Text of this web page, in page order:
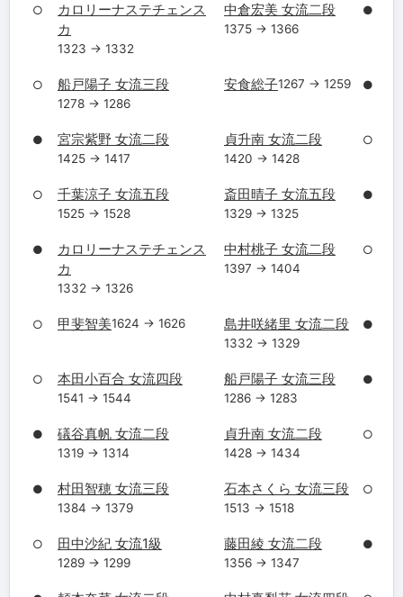
○
カロリーナステチェンス
カ
1323 → 1332
中倉宏美 女流二段
1375 → 1366
●
○ 船戸陽子 女流三段
1278 → 1286
安食総子1267 → 1259 ●
● 宮宗紫野 女流二段
1425 → 1417
貞升南 女流二段
1420 → 1428
○
○ 千葉涼子 女流五段
1525 → 1528
斎田晴子 女流五段
1329 → 1325
●
●
カロリーナステチェンス
カ
1332 → 1326
中村桃子 女流二段
1397 → 1404
○
○ 甲斐智美1624 → 1626 島井咲緒里 女流二段
1332 → 1329
●
○ 本田小百合 女流四段
1541 → 1544
船戸陽子 女流三段
1286 → 1283
●
● 礒谷真帆 女流二段
1319 → 1314
貞升南 女流二段
1428 → 1434
○
● 村田智穂 女流三段
1384 → 1379
石本さくら 女流三段
1513 → 1518
○
○ 田中沙紀 女流1級
1289 → 1299
藤田綾 女流二段
1356 → 1347
●